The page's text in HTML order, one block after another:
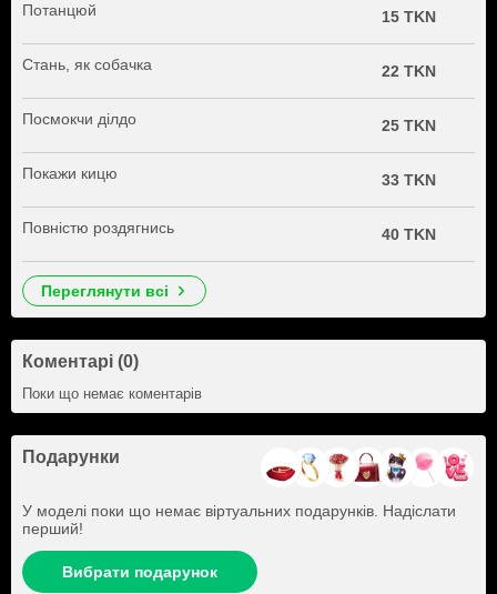
Потанцюй 15 TKN
Стань, як собачка 22 TKN
Посмокчи ділдо 25 TKN
Покажи кицю 33 TKN
Повністю роздягнись 40 TKN
переглянути всі
Коментарі (0)
Поки що немає коментарів
Подарунки
У моделі поки що немає віртуальних подарунків. Надіслати
перший!
Вибрати подарунок